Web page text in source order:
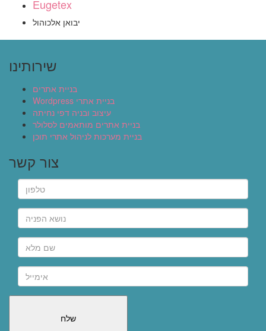
Eugetex
יבואן אלכוהול
שירותינו
בניית אתרים
Wordpress בניית אתרי
עיצוב ובניה דפי נחיתה
בניית אתרים מותאמים לסלולר
בניית מערכות לניהול אתרי תוכן
צור קשר
שלח